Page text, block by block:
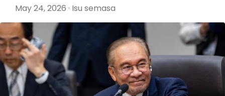
May 24, 2026 · Isu semasa